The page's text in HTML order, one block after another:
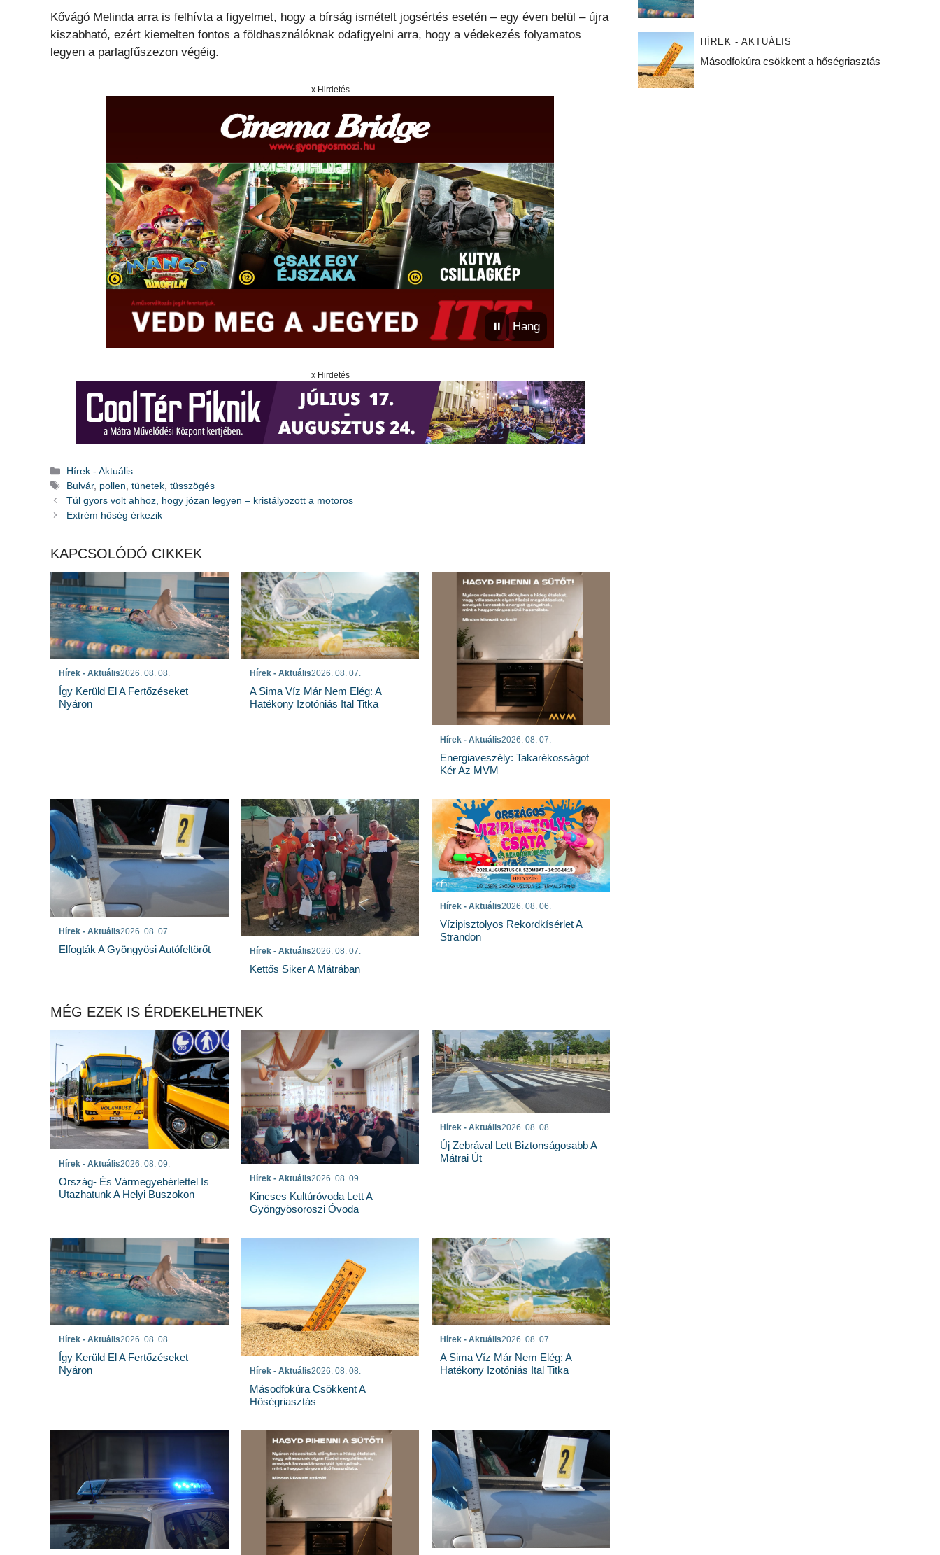
Kővágó Melinda arra is felhívta a figyelmet, hogy a bírság ismételt jogsértés esetén – egy éven belül – újra
kiszabható, ezért kiemelten fontos a földhasználóknak odafigyelni arra, hogy a védekezés folyamatos
legyen a parlagfűszezon végéig.
x Hirdetés
⏸ Hang
x Hirdetés
Kategória
Hírek - Aktuális
Címkék
Bulvár, pollen,tünetek,tüsszögés
Túl gyors volt ahhoz, hogy józan legyen – kristályozott a motoros
Extrém hőség érkezik
KAPCSOLÓDÓ CIKKEK
Hírek - Aktuális2026. 08. 08.
Így Kerüld El A Fertőzéseket
Nyáron
Hírek - Aktuális2026. 08. 07.
A Sima Víz Már Nem Elég: A
Hatékony Izotóniás Ital Titka
Hírek - Aktuális2026. 08. 07.
Energiaveszély: Takarékosságot
Kér Az MVM
Hírek - Aktuális2026. 08. 07.
Elfogták A Gyöngyösi Autófeltörőt Hírek - Aktuális2026. 08. 07.
Kettős Siker A Mátrában
Hírek - Aktuális2026. 08. 06.
Vízipisztolyos Rekordkísérlet A
Strandon
MÉG EZEK IS ÉRDEKELHETNEK
Hírek - Aktuális2026. 08. 09.
Ország- És Vármegyebérlettel Is
Utazhatunk A Helyi Buszokon
Hírek - Aktuális2026. 08. 09.
Kincses Kultúróvoda Lett A
Gyöngyösoroszi Óvoda
Hírek - Aktuális2026. 08. 08.
Új Zebrával Lett Biztonságosabb A
Mátrai Út
Hírek - Aktuális2026. 08. 08.
Így Kerüld El A Fertőzéseket
Nyáron
Hírek - Aktuális2026. 08. 08.
Másodfokúra Csökkent A
Hőségriasztás
Hírek - Aktuális2026. 08. 07.
A Sima Víz Már Nem Elég: A
Hatékony Izotóniás Ital Titka
HÍREK - AKTUÁLIS
Másodfokúra csökkent a hőségriasztás